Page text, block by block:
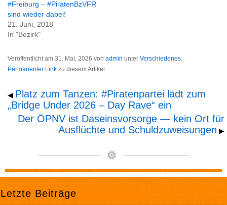
#Freiburg – #PiratenBzVFR
sind wieder dabei!
21. Juni, 2018
In "Bezirk"
Veröffentlicht am 31. Mai, 2026 von admin unter Verschiedenes
Permanenter Link zu diesem Artikel.
◀ Platz zum Tanzen: #Piratenpartei lädt zum
„Bridge Under 2026 – Day Rave“ ein
Der ÖPNV ist Daseinsvorsorge — kein Ort für
Ausflüchte und Schuldzuweisungen ▶
Letzte Beiträge